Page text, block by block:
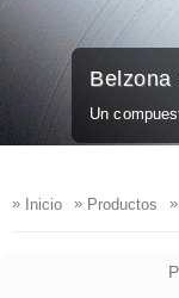
Belzona
Un
» Inicio » Productos »